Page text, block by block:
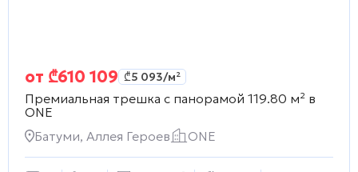
от ₾610 109 ₾5 093/м²
Премиальная трешка с панорамой 119.80 м² в
ONE
Батуми, Аллея Героев
ONE